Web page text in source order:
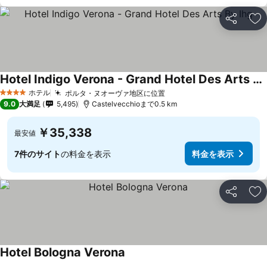
シェア お
4 ホテルのランク
ホテル ポルタ・ヌオーヴァ地区に位置
Hotel Indigo Verona - Grand Hotel Des Arts By Ihg
9.0 大満足 5,495 Castelvecchioまで0.5 km
最安値 ￥35,338
7件のサイトの料金を表示 料金を表示
シェア お
Hotel Bologna Verona